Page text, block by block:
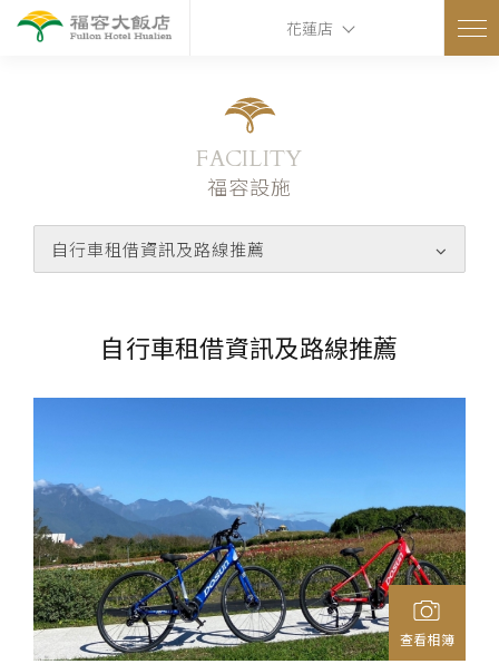
花蓮店
FACILITY
福容設施
自行車租借資訊及路線推薦
自行車租借資訊及路線推薦
查看相簿